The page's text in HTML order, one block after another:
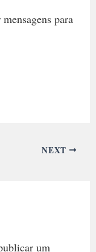
para
NEXT
um